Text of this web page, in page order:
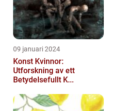
09 januari 2024
Konst Kvinnor:
Utforskning av ett
Betydelsefullt K...